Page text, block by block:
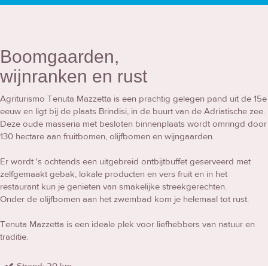
Boomgaarden,
wijnranken en rust
Agriturismo Tenuta Mazzetta is een prachtig gelegen pand uit de 15e
eeuw en ligt bij de plaats Brindisi, in de buurt van de Adriatische zee.
Deze oude masseria met besloten binnenplaats wordt omringd door
130 hectare aan fruitbomen, olijfbomen en wijngaarden.
Er wordt 's ochtends een uitgebreid ontbijtbuffet geserveerd met
zelfgemaakt gebak, lokale producten en vers fruit en in het
restaurant kun je genieten van smakelijke streekgerechten.
Onder de olijfbomen aan het zwembad kom je helemaal tot rust.
Tenuta Mazzetta is een ideale plek voor liefhebbers van natuur en
traditie.